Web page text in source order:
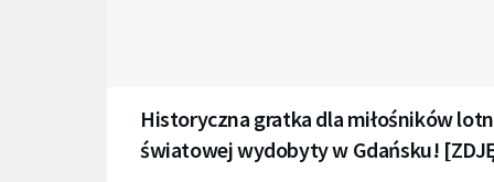
Historyczna gratka dla miłośników
światowej wydobyty w Gdańsku!